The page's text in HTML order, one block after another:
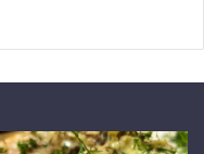
Шкара